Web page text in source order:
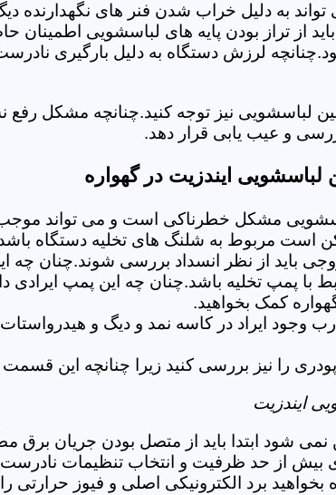
به دلیل خراب شدن فنر های نگهدارنده
از تراز بودن پایه های لباسشویی
لرزش دستگاه به دلیل بارگیری
لباسشویی نیز توجه کنید.چنانچه مشکل رفع
و عیب یابی قرار دهد.
ایندزیت در گهواره
مشکل خطرناکی است و می تواند
است مربوط به شلنگ های تخلیه دستگاه
باید از نظر انسداد بررسی شوند.چنان چه
با پمپ تخلیه باشد.چنان چه این پمپ
کمک بخواهید.
وجود ایراد در کاسه نمد و دیگ و
را نیز بررسی کنید زیرا چنانچه این
ایندزیت
شود ابتدا باید از متصل بودن جریان برق
بیش از حد ظرفیت و انتخاب تنظیمات
بخواهید برد الکترونیکی اصلی و فیوز